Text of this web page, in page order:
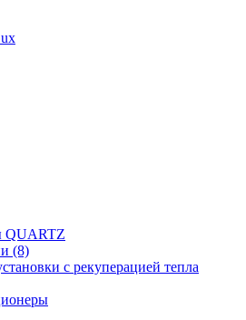
QUARTZ
(8)
с рекуперацией тепла